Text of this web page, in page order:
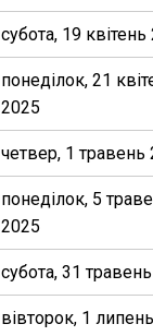
субота, 19 квітень
понеділок, 21
2025
четвер, 1 травень
понеділок, 5
2025
субота, 31
вівторок, 1